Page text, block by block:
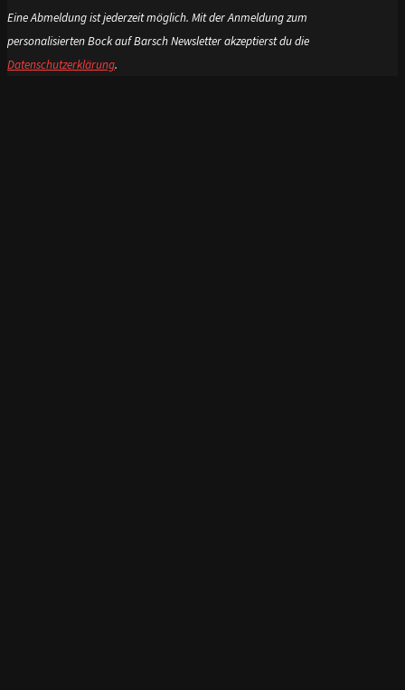
Eine Abmeldung ist jederzeit möglich. Mit der Anmeldung zum
personalisierten Bock auf Barsch Newsletter akzeptierst du die
Datenschutzerklärung.